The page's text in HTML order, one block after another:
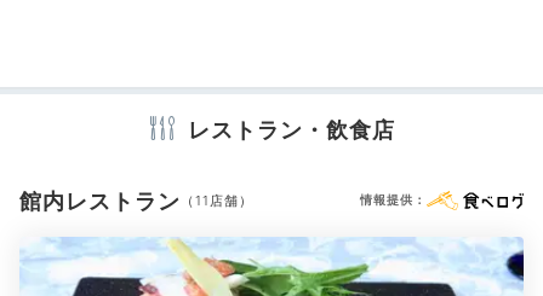
爺湖にちなんだ、オリジナルのカクテルがいただけま
す。ノンアルコールもあるので安心。カクテル片手に旅
の思い出を振り返りながらゆったり語らいあえば、素敵
な旅の締めくくりに。
冷蔵庫 ミニバー
洗浄機付トイレ バスローブ 浴衣 歯ブラシ カミソリ
シャワーキャップ
タオル ドライヤー
お茶セット
電子レンジ
電気ポット
レストラン・飲食店
館内レストラン （11店舗） 情報提供：